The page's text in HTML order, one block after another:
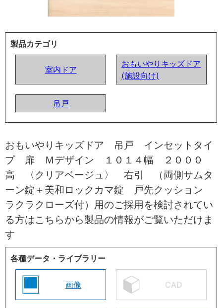
製品カテゴリ
室内ドア
おもいやりキッズドア
(施設向け)
吊戸
おもいやりキッズドア 吊戸 インセットタイ
プ 扉 Ｍデザイン １０１４幅 ２０００
高 〈クリアベージュ〉 右引 （両側サムタ
ーン錠＋美和ロックカマ錠 戸先クッション
ラクラクローズ付）用のご採用を検討されてい
る方はこちらから製品の情報がご覧いただけま
す
各種データ・ライブラリー
画像 CAD